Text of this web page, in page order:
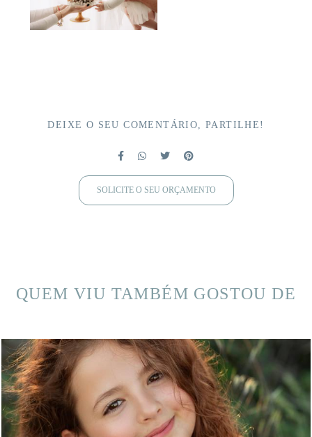
DEIXE O SEU COMENTÁRIO, PARTILHE!
SOLICITE O SEU ORÇAMENTO
QUEM VIU TAMBÉM GOSTOU DE